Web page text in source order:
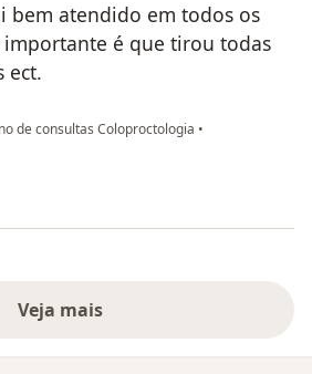
bem atendido em todos os
é que tirou todas
ect.
de consultas Coloproctologia •
Bomfim Ferreira
Veja mais